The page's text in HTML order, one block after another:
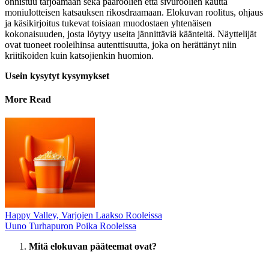
moniulotteisen katsauksen rikosdraamaan. Elokuvan roolitus, ohjaus
ja käsikirjoitus tukevat toisiaan muodostaen yhtenäisen
kokonaisuuden, josta löytyy useita jännittäviä käänteitä. Näyttelijät
ovat tuoneet rooleihinsa autenttisuutta, joka on herättänyt niin
kriitikoiden kuin katsojienkin huomion.
Usein kysytyt kysymykset
More Read
Happy Valley, Varjojen Laakso Rooleissa
Uuno Turhapuron Poika Rooleissa
Mitä elokuvan pääteemat ovat?